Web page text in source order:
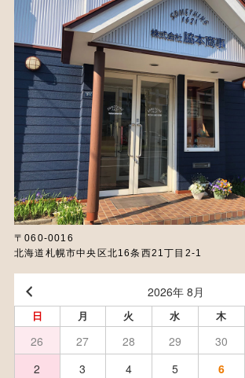
〒060-0016
北海道札幌市中央区北16条西21丁目2-1
2026年 8月
日 月 火 水 木
26 27 28 29 30
2
3 4 5 6